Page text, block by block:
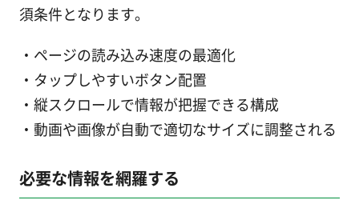
須条件となります。
・ページの読み込み速度の最適化
・タップしやすいボタン配置
・縦スクロールで情報が把握できる構成
・動画や画像が自動で適切なサイズに調整される
必要な情報を網羅する